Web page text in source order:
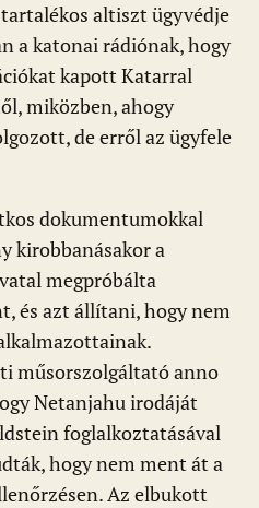
altiszt ügyvédje
a katonai rádiónak, hogy
kapott Katarral
miközben, ahogy
de erről az ügyfele
dokumentumokkal
kirobbanásakor a
megpróbálta
és azt állítani, hogy nem
műsorszolgáltató anno
Netanjahu irodáját
foglalkoztatásával
hogy nem ment át a
Az elbukott